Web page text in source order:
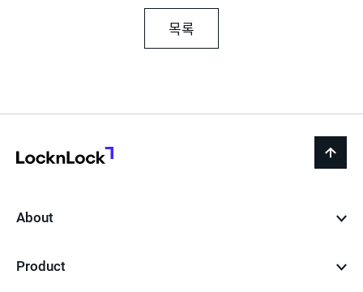
목록
back
About
Product